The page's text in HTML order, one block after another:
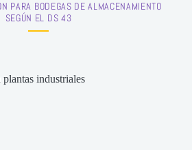
PARA BODEGAS DE ALMACENAMIENTO
SEGÚN EL DS 43